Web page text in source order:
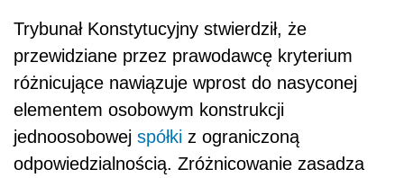
Trybunał Konstytucyjny stwierdził, że
przewidziane przez prawodawcę kryterium
różnicujące nawiązuje wprost do nasyconej
elementem osobowym konstrukcji
jednoosobowej spółki z ograniczoną
odpowiedzialnością. Zróżnicowanie zasadza